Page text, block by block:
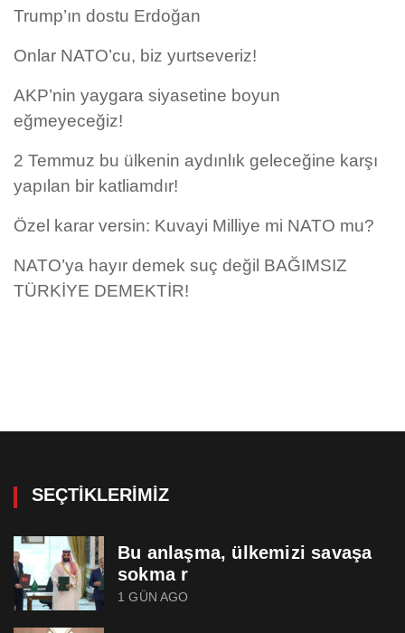
Trump’ın dostu Erdoğan
Onlar NATO’cu, biz yurtseveriz!
AKP’nin yaygara siyasetine boyun
eğmeyeceğiz!
2 Temmuz bu ülkenin aydınlık geleceğine karşı
yapılan bir katliamdır!
Özel karar versin: Kuvayi Milliye mi NATO mu?
NATO’ya hayır demek suç değil BAĞIMSIZ
TÜRKİYE DEMEKTİR!
SEÇTIKLERIMIZ
Bu anlaşma, ülkemizi savaşa
sokma r
1 GÜN AGO